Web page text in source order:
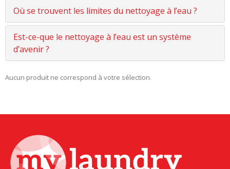
Où se trouvent les limites du nettoyage à l’eau ?
Est-ce-que le nettoyage à l’eau est un système
d’avenir ?
Aucun produit ne correspond à votre sélection.